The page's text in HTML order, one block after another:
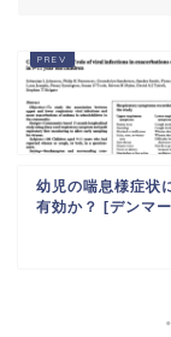
幼児の喘息様症状
有効か？ [デンマ